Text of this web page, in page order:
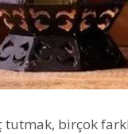
tutmak, birçok